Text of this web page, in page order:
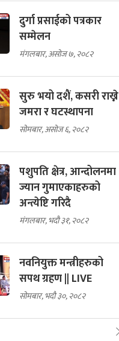
दुर्गा प्रसाईको पत्रकार
सम्मेलन
मंगलबार, असोज ७, २०८२
सुरु भयो दशैं, कसरी राख्ने
जमरा र घटस्थापना
सोमबार, असोज ६, २०८२
पशुपति क्षेत्र, आन्दोलनमा
ज्यान गुमाएकाहरुको
अन्त्येष्टि गरिदै
मंगलबार, भदौ ३१, २०८२
नवनियुक्त मन्त्रीहरुको
सपथ ग्रहण || LIVE
सोमबार, भदौ ३०, २०८२